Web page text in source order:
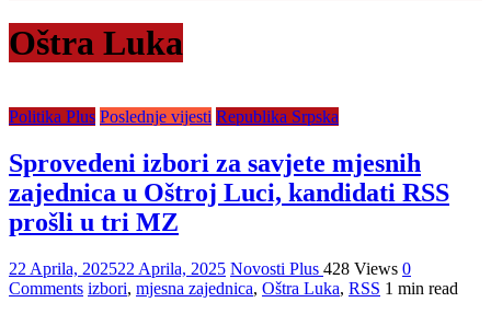
Oštra Luka
Politika Plus Poslednje vijesti Republika Srpska
Sprovedeni izbori za savjete mjesnih
zajednica u Oštroj Luci, kandidati RSS
prošli u tri MZ
22 Aprila, 202522 Aprila, 2025 Novosti Plus 428 Views 0
Comments izbori, mjesna zajednica, Oštra Luka, RSS 1 min read